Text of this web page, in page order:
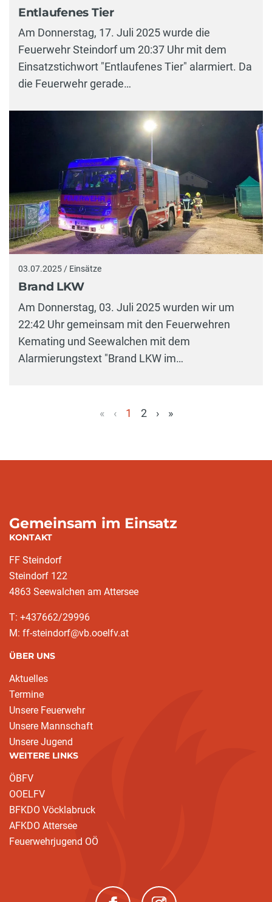
Entlaufenes Tier
Am Donnerstag, 17. Juli 2025 wurde die
Feuerwehr Steindorf um 20:37 Uhr mit dem
Einsatzstichwort "Entlaufenes Tier" alarmiert. Da
die Feuerwehr gerade…
03.07.2025 / Einsätze
Brand LKW
Am Donnerstag, 03. Juli 2025 wurden wir um
22:42 Uhr gemeinsam mit den Feuerwehren
Kemating und Seewalchen mit dem
Alarmierungstext "Brand LKW im…
« ‹
1
2 › »
Gemeinsam im Einsatz
KONTAKT
FF Steindorf
Steindorf 122
4863 Seewalchen am Attersee
T: +437662/29996
M: ff-steindorf@vb.ooelfv.at
ÜBER UNS
Aktuelles
Termine
Unsere Feuerwehr
Unsere Mannschaft
Unsere Jugend
WEITERE LINKS
ÖBFV
OOELFV
BFKDO Vöcklabruck
AFKDO Attersee
Feuerwehrjugend OÖ